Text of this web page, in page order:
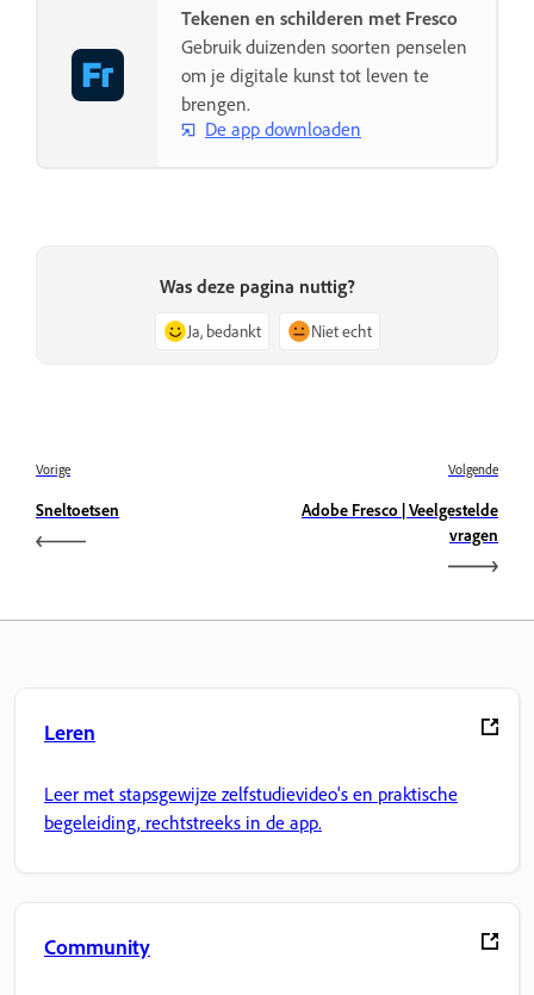
Tekenen en schilderen met Fresco
Gebruik duizenden soorten penselen
om je digitale kunst tot leven te
brengen.
De app downloaden
Was deze pagina nuttig?
Ja, bedankt Niet echt
Vorige
Sneltoetsen
Volgende
Adobe Fresco | Veelgestelde
vragen
Leren
Leer met stapsgewijze zelfstudievideo's en praktische
begeleiding, rechtstreeks in de app.
Community